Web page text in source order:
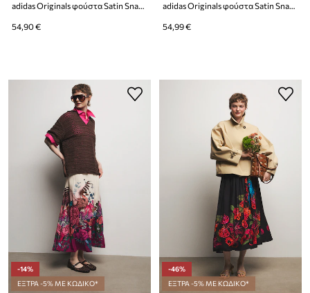
adidas Originals φούστα Satin Snake
54,90 €
adidas Originals φούστα Satin Snake
54,99 €
-14%
ΕΞΤΡΑ -5% ΜΕ ΚΩΔΙΚΟ*
-46%
ΕΞΤΡΑ -5% ΜΕ ΚΩΔΙΚΟ*